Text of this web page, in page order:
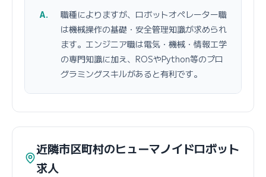
職種によりますが、ロボットオペレーター職
は機械操作の基礎・安全管理知識が求められ
ます。エンジニア職は電気・機械・情報工学
の専門知識に加え、ROSやPython等のプロ
グラミングスキルがあると有利です。
近隣市区町村のヒューマノイドロボット
求人